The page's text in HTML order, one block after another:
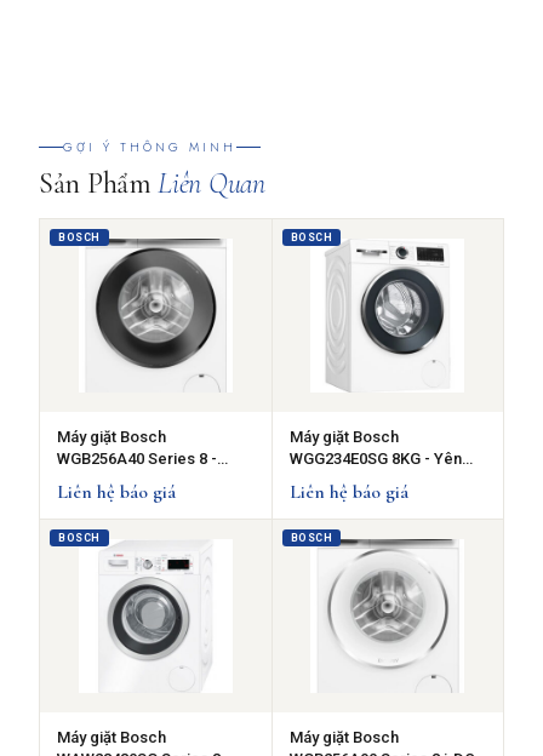
GỢI Ý THÔNG MINH
Sản PhẩmLiên Quan
BOSCH
Máy giặt Bosch
WGB256A40 Series 8 -
10kg 1600vòng/phút
Liên hệ báo giá
BOSCH
Máy giặt Bosch
WGG234E0SG 8KG - Yên
tĩnh khi giặt
Liên hệ báo giá
BOSCH
Máy giặt Bosch
BOSCH
Máy giặt Bosch